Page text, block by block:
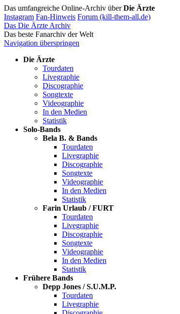
Das umfangreiche Online-Archiv überDie Ärzte
Instagram Fan-Hinweis Forum (kill-them-all.de)
Das Die Ärzte Archiv
Das beste Fanarchiv der Welt
Navigation überspringen
Die Ärzte
Tourdaten
Livegraphie
Discographie
Songtexte
Videographie
In den Medien
Statistik
Solo-Bands
Bela B. & Bands
Tourdaten
Livegraphie
Discographie
Songtexte
Videographie
In den Medien
Statistik
Farin Urlaub / FURT
Tourdaten
Livegraphie
Discographie
Songtexte
Videographie
In den Medien
Statistik
Frühere Bands
Depp Jones / S.U.M.P.
Tourdaten
Livegraphie